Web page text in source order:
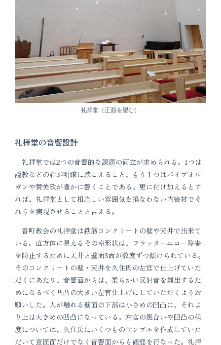
礼拝堂（正面を望む）
礼拝堂の音響設計
礼拝堂では2つの音響的な課題の両立が求められる。1つは
説教などの話が明瞭に聴こえること、もう１つはパイプオル
ガンや賛美歌が豊かに響くことである。更に付け加えるとす
れば、礼拝堂として相応しい雰囲気を損なわない内装材でそ
れらを実現させることと言える。
番町教会の礼拝堂は鉄筋コンクリートの壁や天井で出来て
いる。直方体に見えるその室形状は、フラッターエコー障害
を防止するために天井と壁面3面が数度ずつ傾けられている。
そのコンクリートの壁・天井を久住氏の左官で仕上げていた
だくにあたり、音響面からは、柔らかい反射音を創出するた
めになるべく凹凸の大きい左官仕上げにしていただくようお
願いした。人が触れる壁面の下部は小さめの凹凸に、それよ
り上は大きめの凹凸になっている。左官の風合いや凹凸の程
度については、久住氏にいくつものサンプルを作成していた
だいて意匠面だけでなく音響面からも確認を行なった。礼拝